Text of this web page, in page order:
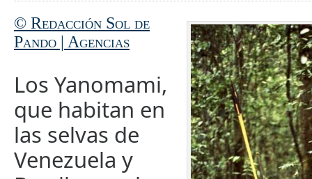
© Redacción Sol de
Pando | Agencias
Los Yanomami,
que habitan en
las selvas de
Venezuela y